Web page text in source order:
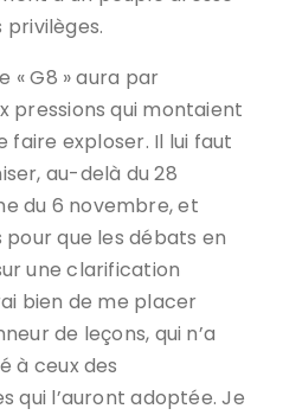
privilèges.
« G8 » aura par
pressions qui montaient
exploser. Il lui faut
au-delà du 28
du 6 novembre, et
que les débats en
une clarification
bien de me placer
de leçons, qui n’a
à ceux des
qui l’auront adoptée. Je